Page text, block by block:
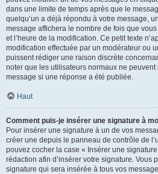
dans une limite de temps après que le
quelqu’un a déjà répondu à votre message,
message affichera le nombre de fois que
et l’heure de la modification. Ce petit texte
modification effectuée par un modérateur ou
puissent rédiger une raison discrète
noter que les utilisateurs normaux ne
message si une réponse a été publiée.
Haut
Comment puis-je insérer une signature à
Pour insérer une signature à un de vos
créer une depuis le panneau de contrôle de
pouvez cocher la case « Insérer une
rédaction afin d’insérer votre signature. Vous
signature qui sera insérée à tous vos